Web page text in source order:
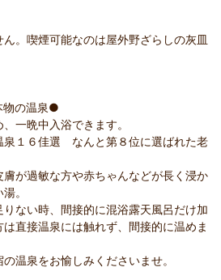
。喫煙可能なのは屋外野ざらしの灰皿
物の温泉●
一晩中入浴できます。
１６佳選 なんと第８位に選ばれた老
膚が過敏な方や赤ちゃんなどが長く浸か
。
ない時、間接的に混浴露天風呂だけ加
直接温泉には触れず、間接的に温めま
温泉をお愉しみくださいませ。